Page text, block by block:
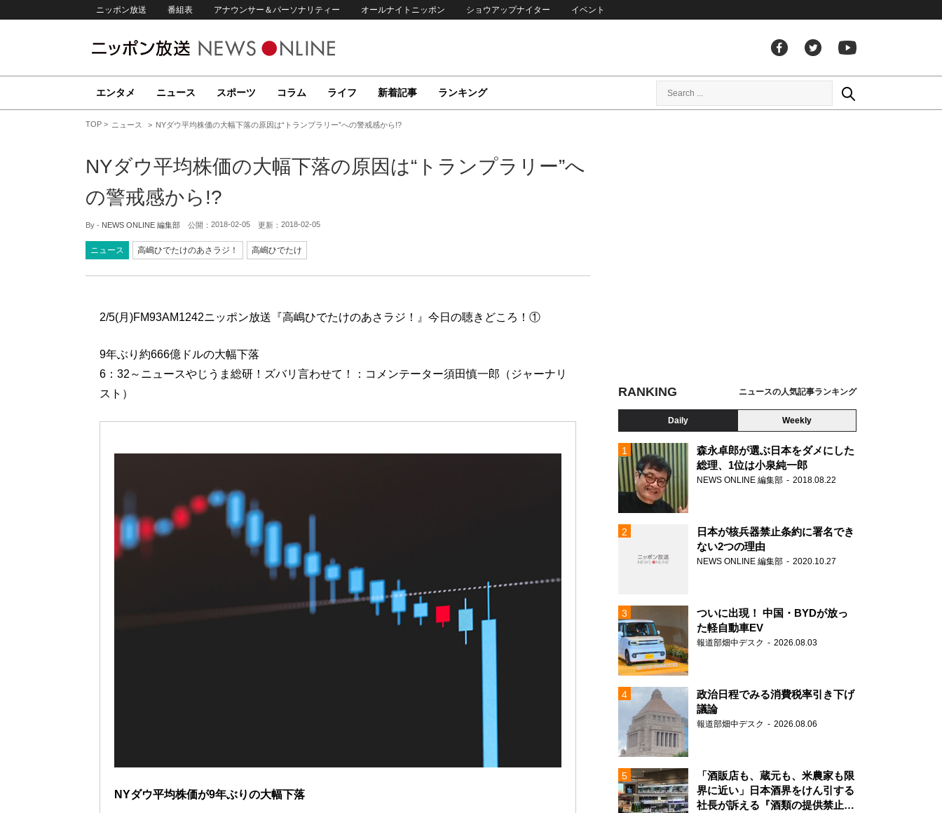
ニッポン放送 番組表 アナウンサー＆パーソナリティー オールナイトニッポン ショウアップナイター イベント
エンタメ ニュース スポーツ コラム ライフ 新着記事 ランキング
TOP ニュース NYダウ平均株価の大幅下落の原因は“トランプラリー”への警戒感から!?
NYダウ平均株価の大幅下落の原因は“トランプラリー”へ
の警戒感から!?
By - NEWS ONLINE 編集部 公開： 2018-02-05 更新： 2018-02-05
ニュース 高嶋ひでたけのあさラジ！ 高嶋ひでたけ
2/5(月)FM93AM1242ニッポン放送『高嶋ひでたけのあさラジ！』今日の聴きどころ！①
9年ぶり約666億ドルの大幅下落
6：32～ニュースやじうま総研！ズバリ言わせて！：コメンテーター須田慎一郎（ジャーナリ
スト）
NYダウ平均株価が9年ぶりの大幅下落
RANKING ニュースの人気記事ランキング
Daily Weekly
森永卓郎が選ぶ日本をダメにした
総理、1位は小泉純一郎
NEWS ONLINE 編集部 2018.08.22
日本が核兵器禁止条約に署名でき
ない2つの理由
NEWS ONLINE 編集部 2020.10.27
ついに出現！ 中国・BYDが放っ
た軽自動車EV
報道部畑中デスク 2026.08.03
政治日程でみる消費税率引き下げ
議論
報道部畑中デスク 2026.08.06
「酒販店も、蔵元も、米農家も限
界に近い」日本酒界をけん引する
社長が訴える『酒類の提供禁止』